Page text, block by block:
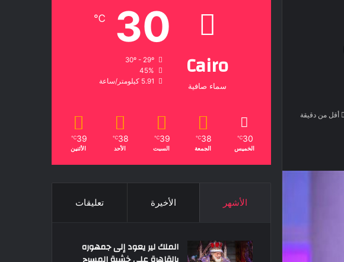
أقل من دقيقة
Cairo
سماء صافية
30
℃
30º - 29º
45%
5.91 كيلومتر/ساعة
30
℃
الخميس
38
℃
الجمعة
39
℃
السبت
38
℃
الأحد
39
℃
الأثنين
الأشهر الأخيرة تعليقات
الملك لير يعود إلى جمهوره